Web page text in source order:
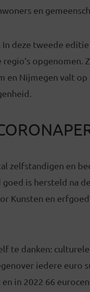
en
deze tweede
opgenomen.
en Nijmegen valt
zelfstandigen en
is hersteld na
Kunsten en
te danken:
iedere euro
in 2022 66